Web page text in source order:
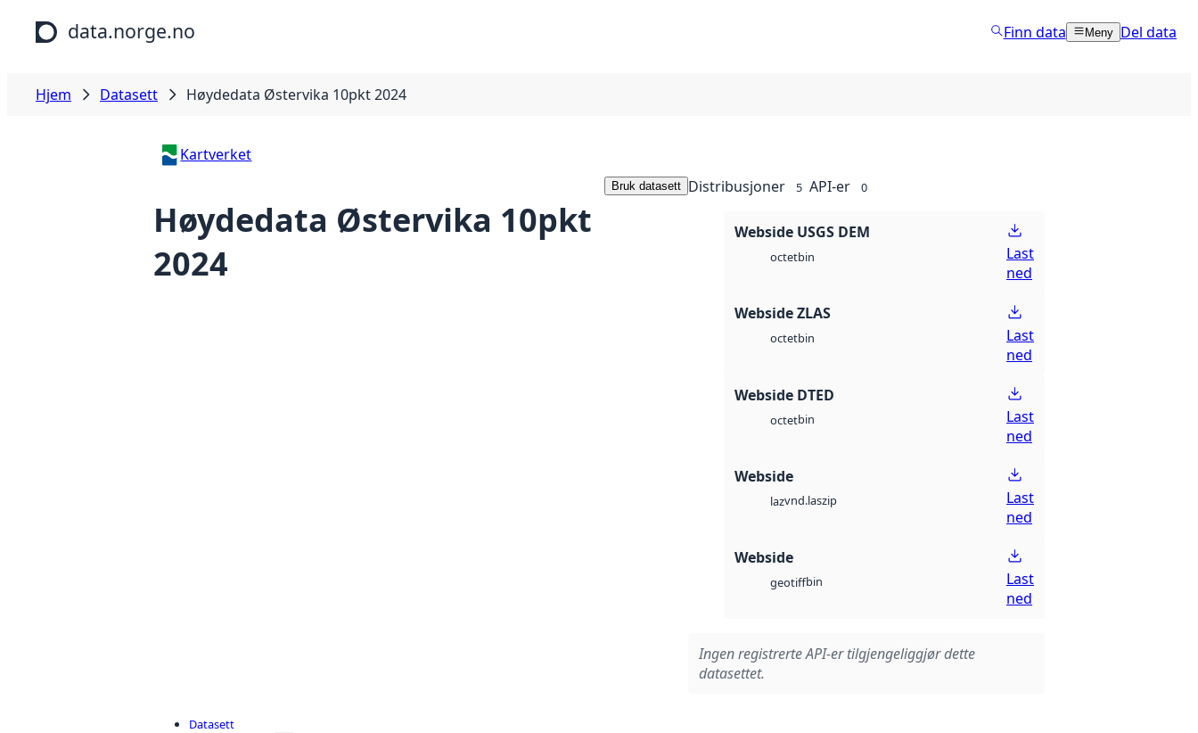
Hopp til hovedinnhold
data.norge.no Finn data Meny Del data
Hjem Datasett Høydedata Østervika 10pkt 2024
Kartverket
Høydedata Østervika 10pkt
2024
Bruk datasett Distribusjoner 5 API-er 0
Webside USGS DEM
octetbin
Last
ned
Webside ZLAS
octetbin
Last
ned
Webside DTED
octetbin
Last
ned
Webside
lazvnd.laszip
Last
ned
Webside
geotiffbin
Last
ned
Ingen registrerte API-er tilgjengeliggjør dette
datasettet.
Datasett